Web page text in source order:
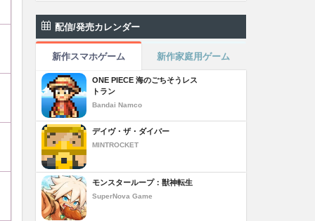
配信/発売カレンダー
新作スマホゲーム 新作家庭用ゲーム
ONE PIECE 海のごちそうレス
トラン
Bandai Namco
デイヴ・ザ・ダイバー
MINTROCKET
モンスターループ：獣神転生
SuperNova Game